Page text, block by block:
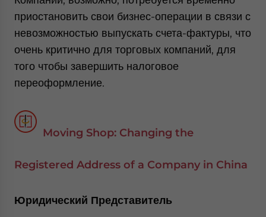
приостановить свои бизнес-операции в связи с
невозможностью выпускать счета-фактуры, что
очень критично для торговых компаний, для
того чтобы завершить налоговое
переоформление.
Moving Shop: Changing the
Registered Address of a Company in China
Юридический Представитель